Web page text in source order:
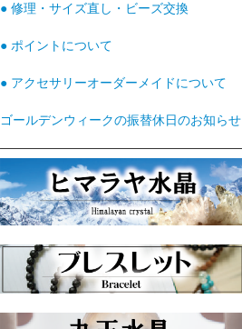
● 修理・サイズ直し・ビーズ交換
● ポイントについて
● アクセサリーオーダーメイドについて
ゴールデンウィークの振替休日のお知らせ